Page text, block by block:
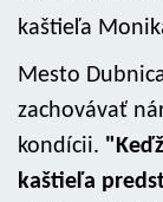
kaštieľa
Mesto
zachovávať
kondícii.
kaštieľa